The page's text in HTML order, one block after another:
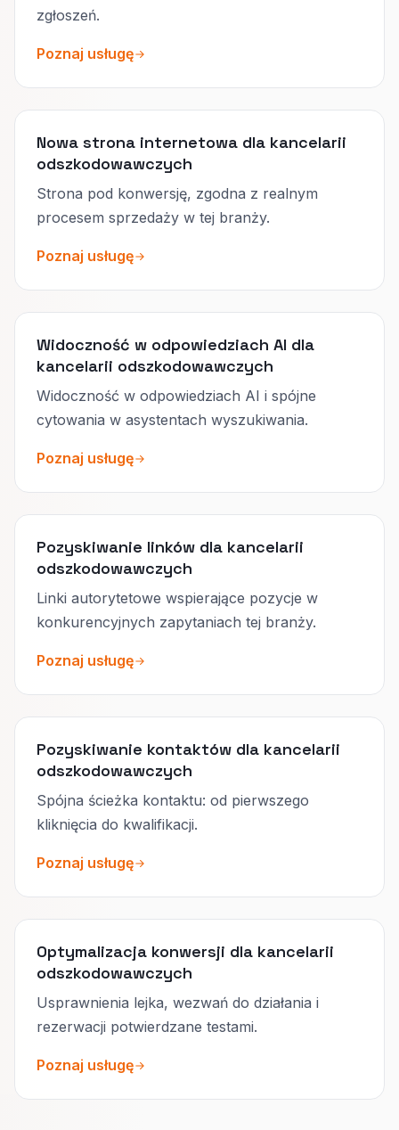
zgłoszeń.
Poznaj usługę
Nowa strona internetowa dla kancelarii
odszkodowawczych
Strona pod konwersję, zgodna z realnym
procesem sprzedaży w tej branży.
Poznaj usługę
Widoczność w odpowiedziach AI dla
kancelarii odszkodowawczych
Widoczność w odpowiedziach AI i spójne
cytowania w asystentach wyszukiwania.
Poznaj usługę
Pozyskiwanie linków dla kancelarii
odszkodowawczych
Linki autorytetowe wspierające pozycje w
konkurencyjnych zapytaniach tej branży.
Poznaj usługę
Pozyskiwanie kontaktów dla kancelarii
odszkodowawczych
Spójna ścieżka kontaktu: od pierwszego
kliknięcia do kwalifikacji.
Poznaj usługę
Optymalizacja konwersji dla kancelarii
odszkodowawczych
Usprawnienia lejka, wezwań do działania i
rezerwacji potwierdzane testami.
Poznaj usługę